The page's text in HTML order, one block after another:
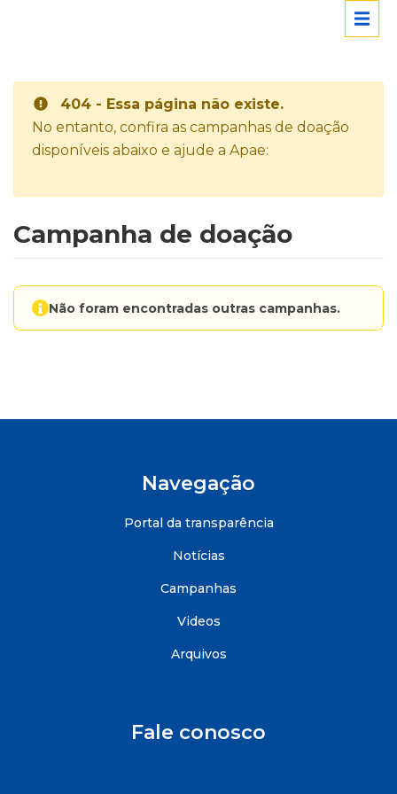
404 - Essa página não existe.
No entanto, confira as campanhas de doação
disponíveis abaixo e ajude a Apae:
Campanha de doação
Não foram encontradas outras campanhas.
Navegação
Portal da transparência
Notícias
Campanhas
Videos
Arquivos
Fale conosco